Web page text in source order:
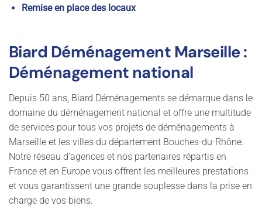
Remise en place des locaux
Biard Déménagement Marseille :
Déménagement national
Depuis 50 ans, Biard Déménagements se démarque dans le
domaine du déménagement national et offre une multitude
de services pour tous vos projets de déménagements à
Marseille et les villes du département Bouches-du-Rhône.
Notre réseau d’agences et nos partenaires répartis en
France et en Europe vous offrent les meilleures prestations
et vous garantissent une grande souplesse dans la prise en
charge de vos biens.